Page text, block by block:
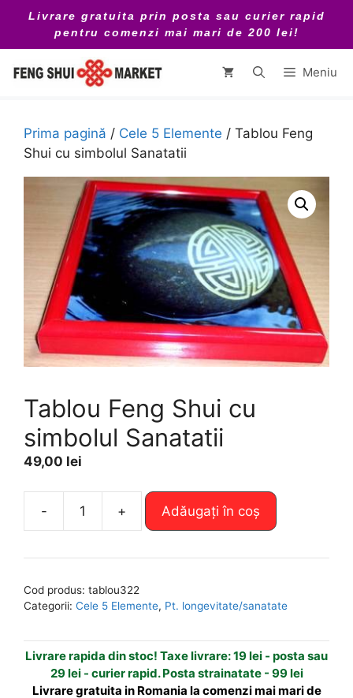
conținut
Livrare gratuita prin posta sau curier rapid
pentru comenzi mai mari de 200 lei!
Meniu
Prima pagină / Cele 5 Elemente / Tablou Feng
Shui cu simbolul Sanatatii
Tablou Feng Shui cu
simbolul Sanatatii
49,00 lei
-
Cantitate
Feng
cu
Sanatatii
+ Adăugați în coș
e
n
t
i
Cod produs: tablou322
Categorii: Cele 5 Elemente, Pt. longevitate/sanatate
Livrare rapida din stoc! Taxe livrare: 19 lei - posta sau
29 lei - curier rapid. Posta strainatate - 99 lei
Livrare gratuita in Romania la comenzi mai mari de